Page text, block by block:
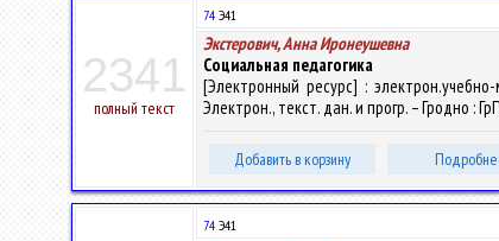
2341
полный текст
74 Э41
Экстерович, Анна Иронеушевна
Социальная педагогика
[Электронный ресурс] :
Электрон., текст. дан. и прогр. – Гродно :
Добавить в корзину
74 Э41